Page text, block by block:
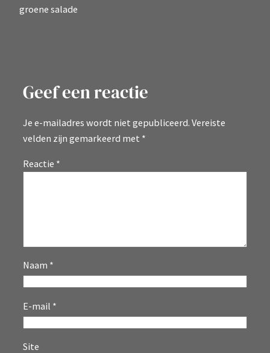
groene salade
Geef een reactie
Je e-mailadres wordt niet gepubliceerd. Vereiste
velden zijn gemarkeerd met *
Reactie *
Naam *
E-mail *
Site